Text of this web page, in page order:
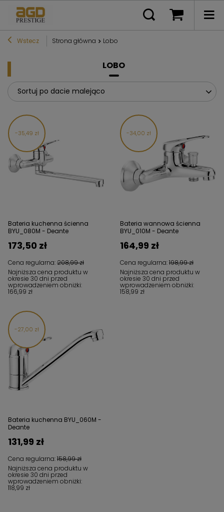
Wstecz Strona główna Lobo
LOBO
Sortuj po dacie malejąco
35,49 zł
Bateria kuchenna ścienna
BYU_080M - Deante
Cena regularna:208,99 zł
173,50 zł
Najniższa cena produktu w
okresie 30 dni przed
wprowadzeniem obniżki:
166,99 zł
34,00 zł
Bateria wannowa ścienna
BYU_010M - Deante
Cena regularna:198,99 zł
164,99 zł
Najniższa cena produktu w
okresie 30 dni przed
wprowadzeniem obniżki:
158,99 zł
27,00 zł
Bateria kuchenna BYU_060M -
Deante
Cena regularna:158,99 zł
131,99 zł
Najniższa cena produktu w
okresie 30 dni przed
wprowadzeniem obniżki:
118,99 zł